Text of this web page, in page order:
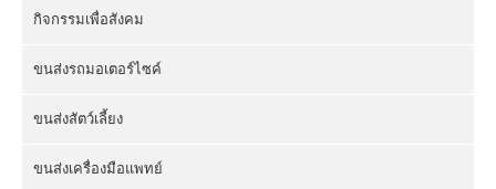
กิจกรรมเพื่อสังคม
ขนส่งรถมอเตอร์ไซค์
ขนส่งสัตว์เลี้ยง
ขนส่งเครื่องมือแพทย์